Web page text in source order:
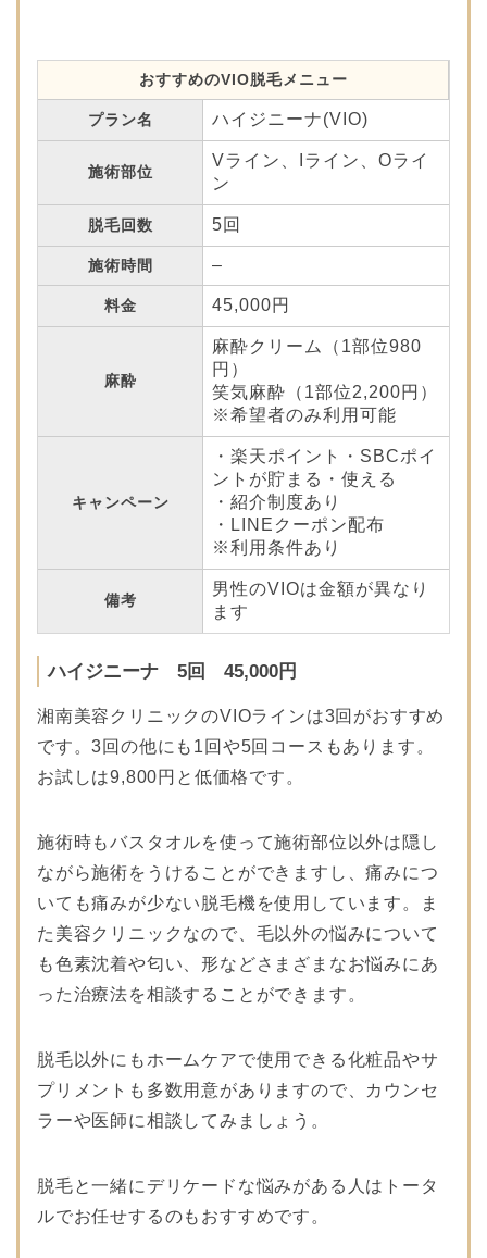
おすすめのVIO脱毛メニュー
プラン名 ハイジニーナ(VIO)
施術部位
Vライン、Iライン、Oライ
ン
脱毛回数 5回
施術時間 –
料金 45,000円
麻酔
麻酔クリーム（1部位980
円）
笑気麻酔（1部位2,200円）
※希望者のみ利用可能
キャンペーン
・楽天ポイント・SBCポイ
ントが貯まる・使える
・紹介制度あり
・LINEクーポン配布
※利用条件あり
備考
男性のVIOは金額が異なり
ます
ハイジニーナ 5回 45,000円
湘南美容クリニックのVIOラインは3回がおすすめ
です。3回の他にも1回や5回コースもあります。
お試しは9,800円と低価格です。
施術時もバスタオルを使って施術部位以外は隠し
ながら施術をうけることができますし、痛みにつ
いても痛みが少ない脱毛機を使用しています。ま
た美容クリニックなので、毛以外の悩みについて
も色素沈着や匂い、形などさまざまなお悩みにあ
った治療法を相談することができます。
脱毛以外にもホームケアで使用できる化粧品やサ
プリメントも多数用意がありますので、カウンセ
ラーや医師に相談してみましょう。
脱毛と一緒にデリケードな悩みがある人はトータ
ルでお任せするのもおすすめです。